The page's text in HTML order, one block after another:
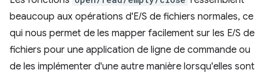
beaucoup aux opérations d'E/S de fichiers normales, ce
qui nous permet de les mapper facilement sur les E/S de
fichiers pour une application de ligne de commande ou
de les implémenter d'une autre manière lorsqu'elles sont